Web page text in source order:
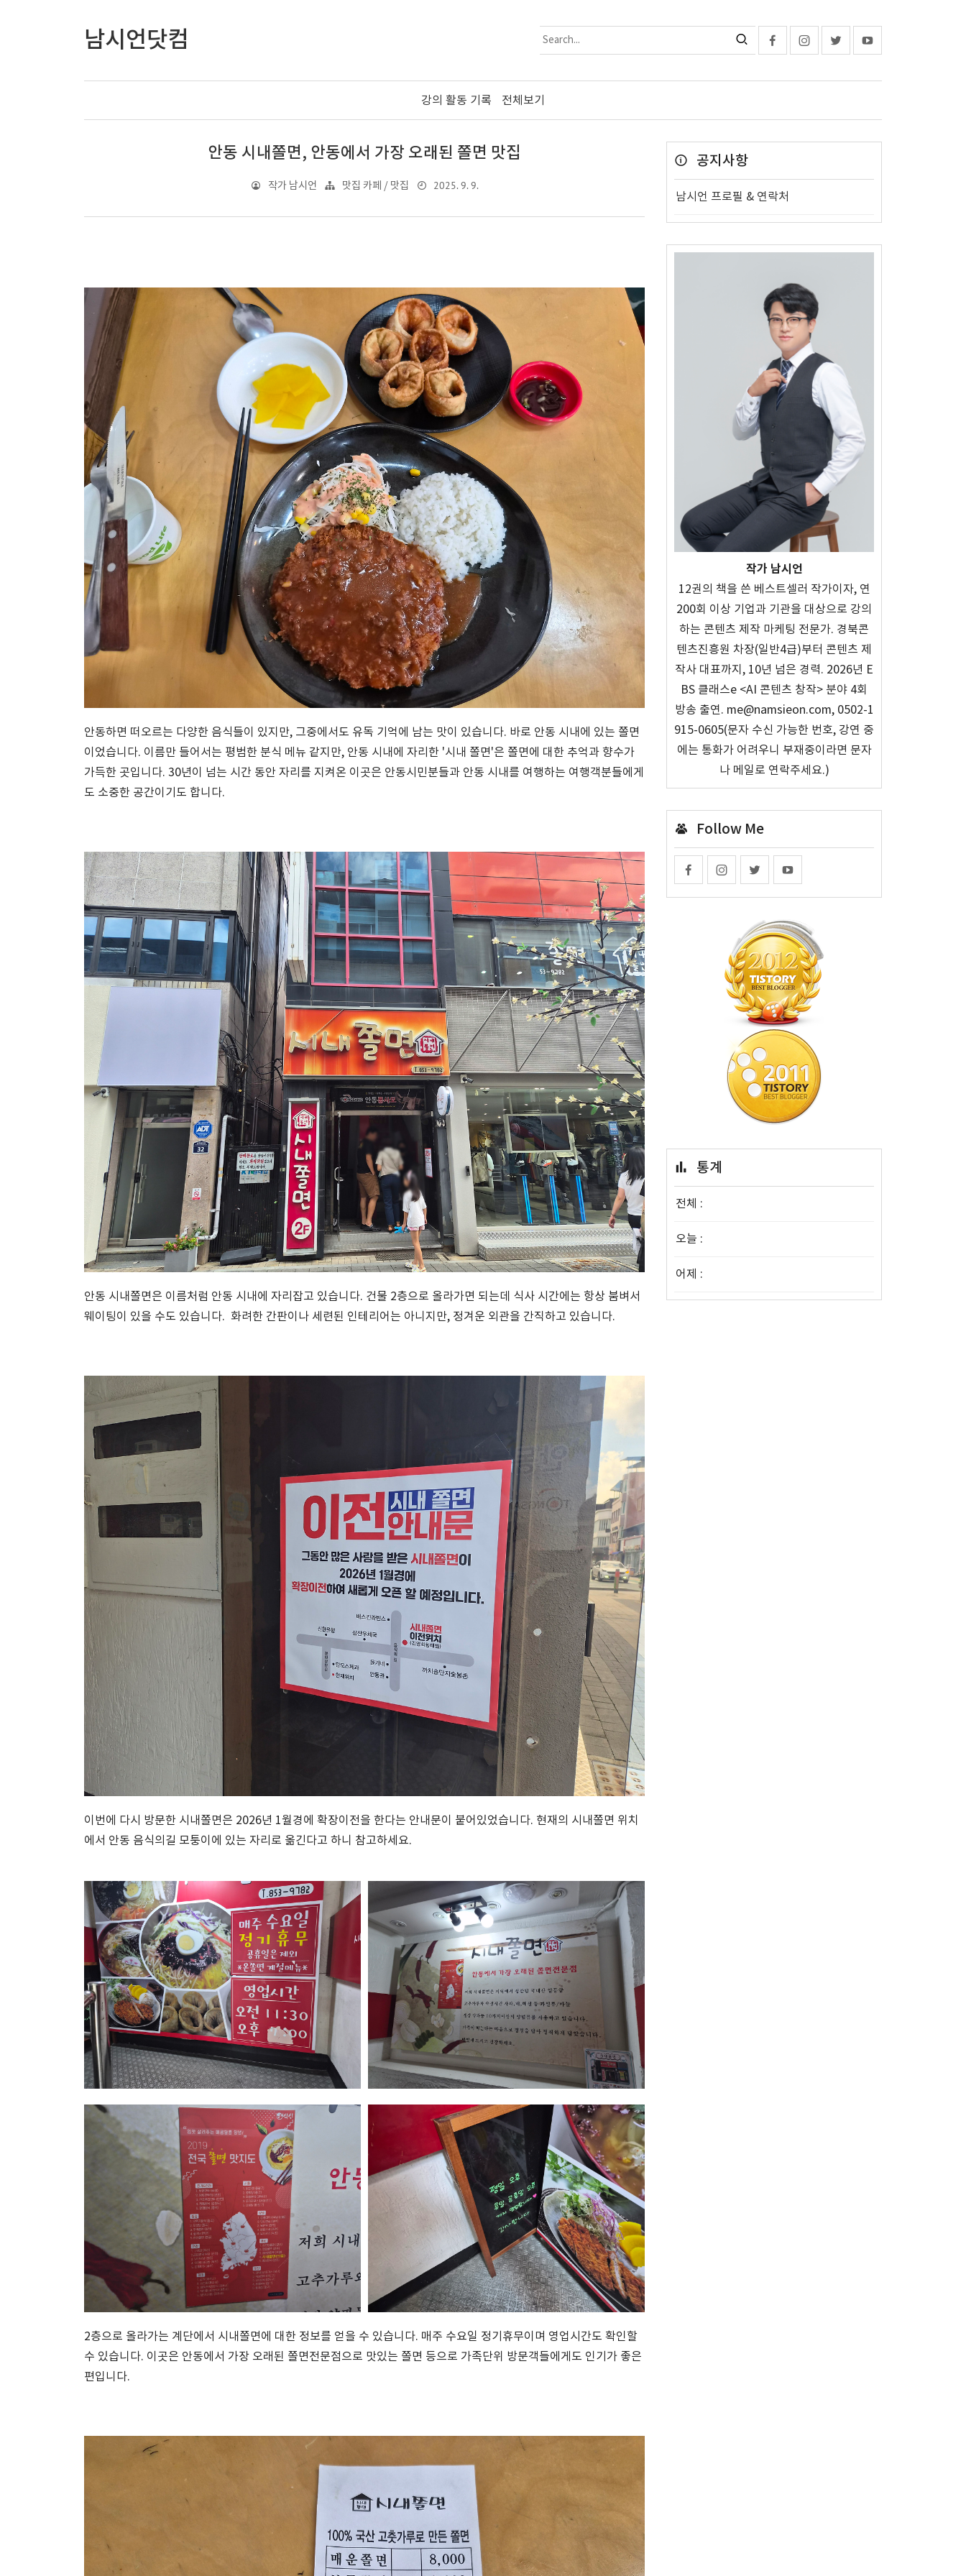
남시언닷컴
강의 활동 기록 전체보기
안동 시내쫄면, 안동에서 가장 오래된 쫄면 맛집
작가 남시언 맛집 카페 / 맛집 2025. 9. 9.
안동하면 떠오르는 다양한 음식들이 있지만, 그중에서도 유독 기억에 남는 맛이 있습니다. 바로 안동 시내에 있는 쫄면
이었습니다. 이름만 들어서는 평범한 분식 메뉴 같지만, 안동 시내에 자리한 '시내 쫄면'은 쫄면에 대한 추억과 향수가
가득한 곳입니다. 30년이 넘는 시간 동안 자리를 지켜온 이곳은 안동시민분들과 안동 시내를 여행하는 여행객분들에게
도 소중한 공간이기도 합니다.
안동 시내쫄면은 이름처럼 안동 시내에 자리잡고 있습니다. 건물 2층으로 올라가면 되는데 식사 시간에는 항상 붐벼서
웨이팅이 있을 수도 있습니다. 화려한 간판이나 세련된 인테리어는 아니지만, 정겨운 외관을 간직하고 있습니다.
이번에 다시 방문한 시내쫄면은 2026년 1월경에 확장이전을 한다는 안내문이 붙어있었습니다. 현재의 시내쫄면 위치
에서 안동 음식의길 모퉁이에 있는 자리로 옮긴다고 하니 참고하세요.
2층으로 올라가는 계단에서 시내쫄면에 대한 정보를 얻을 수 있습니다. 매주 수요일 정기휴무이며 영업시간도 확인할
수 있습니다. 이곳은 안동에서 가장 오래된 쫄면전문점으로 맛있는 쫄면 등으로 가족단위 방문객들에게도 인기가 좋은
편입니다.
공지사항
남시언 프로필 & 연락처
작가 남시언
12권의 책을 쓴 베스트셀러 작가이자, 연
200회 이상 기업과 기관을 대상으로 강의
하는 콘텐츠 제작 마케팅 전문가. 경북콘
텐츠진흥원 차장(일반4급)부터 콘텐츠 제
작사 대표까지, 10년 넘은 경력. 2026년 E
BS 클래스e <AI 콘텐츠 창작> 분야 4회
방송 출연. me@namsieon.com, 0502-1
915-0605(문자 수신 가능한 번호, 강연 중
에는 통화가 어려우니 부재중이라면 문자
나 메일로 연락주세요.)
Follow Me
통계
전체 :
오늘 :
어제 :